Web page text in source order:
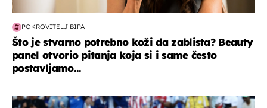
POKROVITELJ BIPA
Što je stvarno potrebno koži da zablista? Beauty
panel otvorio pitanja koja si i same često
postavljamo...
svjetsko prvenstvo 2026